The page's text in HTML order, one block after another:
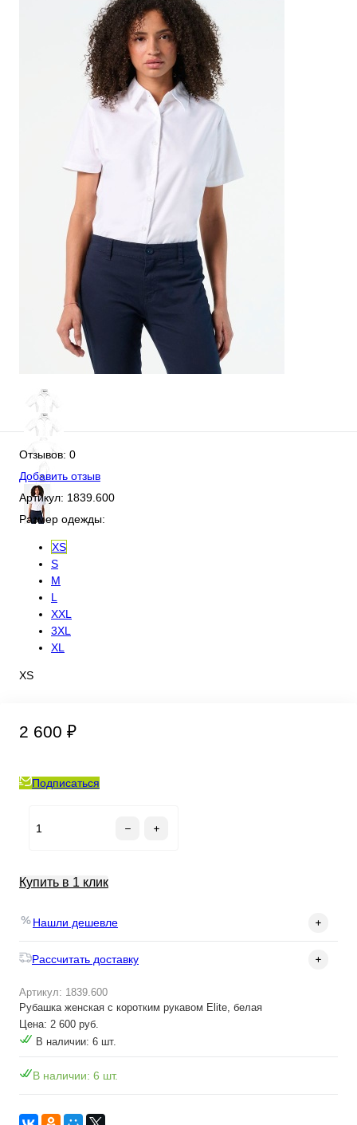
Отзывов: 0
Добавить отзыв
Артикул: 1839.600
Размер одежды:
XS
S
M
L
XXL
3XL
XL
XS
2 600 ₽
Подписаться
Купить в 1 клик
Нашли дешевле
Рассчитать доставку
Артикул: 1839.600
Рубашка женская с коротким рукавом Elite, белая
Цена: 2 600 руб.
В наличии: 6 шт.
В наличии: 6 шт.